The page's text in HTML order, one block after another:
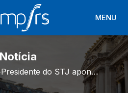
MENU
Notícia
Presidente do STJ aponta necessidade de mudanças legislativas para agilizar Justiça